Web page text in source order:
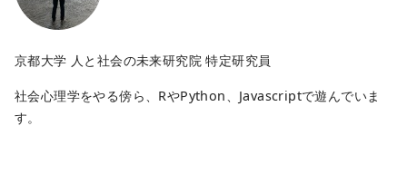
京都大学 人と社会の未来研究院 特定研究員
社会心理学をやる傍ら、RやPython、Javascriptで遊んでいま
す。